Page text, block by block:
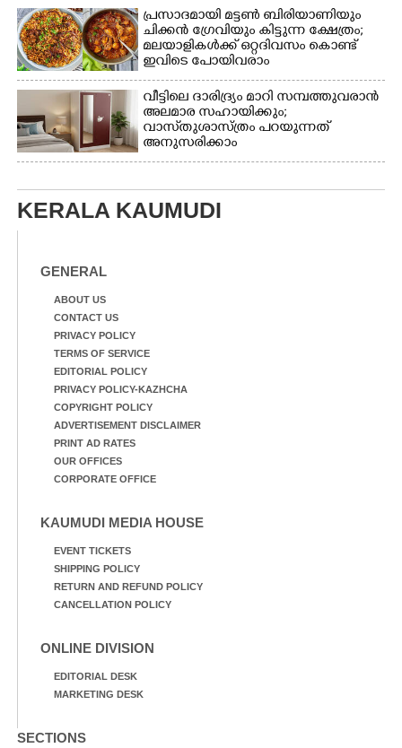
പ്രസാദമായി മട്ടൺ ബിരിയാണിയും
ചിക്കൻ ഗ്രേവിയും കിട്ടുന്ന ക്ഷേത്രം;
മലയാളികൾക്ക് ഒറ്റദിവസം കൊണ്ട്
ഇവിടെ പോയിവരാം
വീട്ടിലെ ദാരിദ്ര്യം മാറി സമ്പത്തുവരാൻ
അലമാര സഹായിക്കും;
വാസ്‌തുശാസ്ത്രം പറയുന്നത്
അനുസരിക്കാം
KERALA KAUMUDI
GENERAL
ABOUT US
CONTACT US
PRIVACY POLICY
TERMS OF SERVICE
EDITORIAL POLICY
PRIVACY POLICY-KAZHCHA
COPYRIGHT POLICY
ADVERTISEMENT DISCLAIMER
PRINT AD RATES
OUR OFFICES
CORPORATE OFFICE
KAUMUDI MEDIA HOUSE
EVENT TICKETS
SHIPPING POLICY
RETURN AND REFUND POLICY
CANCELLATION POLICY
ONLINE DIVISION
EDITORIAL DESK
MARKETING DESK
SECTIONS